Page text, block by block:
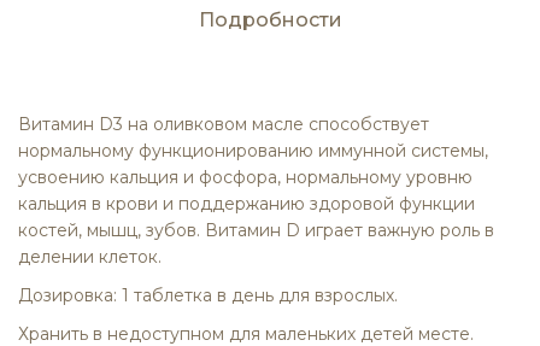
Подробности
Витамин D3 на оливковом масле способствует
нормальному функционированию иммунной системы,
усвоению кальция и фосфора, нормальному уровню
кальция в крови и поддержанию здоровой функции
костей, мышц, зубов. Витамин D играет важную роль в
делении клеток.
Дозировка: 1 таблетка в день для взрослых.
Хранить в недоступном для маленьких детей месте.